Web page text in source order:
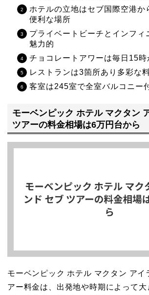
ホテルの立地はセブ国際空港か
便利な場所
プライベートビーチとインフィ
魅力的
チョコレートアワーは毎日15
レストランは3箇所あり多彩な
客室は245室で全室バルコニー
モーベンピック ホテル マクタン
ツアーの料金相場は6万円台から
モーベンピック ホテル マクタン アイ
アー料金は、出発地や時期によって大